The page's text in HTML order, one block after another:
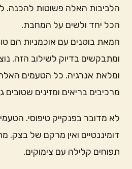
הלביבות האלה פשוטות להכנה.
הכל יחד ולשים על המחבת.
חמאת בוטנים עם אוכמניות הם
ומתבקשים בדיוק לשילוב הזה.
ומלאת אנרגיה. כל הטעמים האלה,
מרכיבים בריאים ומזינים
לא מדובר בפנקייק טיפוסי.
דומיננטיים ואין מרקם של בצק.
תפוחים קלילה עם צימוקים.